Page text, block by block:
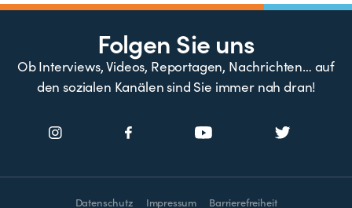
Folgen Sie uns
Ob Interviews, Videos, Reportagen, Nachrichten… auf
den sozialen Kanälen sind Sie immer nah dran!
Datenschutz Impressum Barrierefreiheit